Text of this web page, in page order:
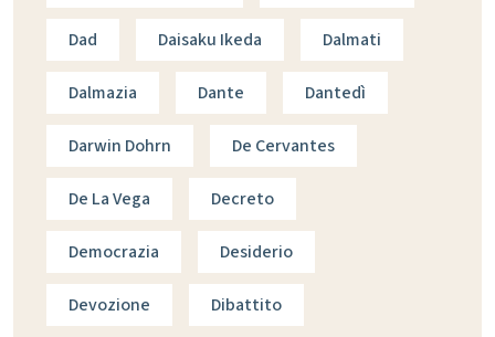
Dad Daisaku Ikeda Dalmati
Dalmazia Dante Dantedì
Darwin Dohrn De Cervantes
De La Vega Decreto
Democrazia Desiderio
Devozione Dibattito